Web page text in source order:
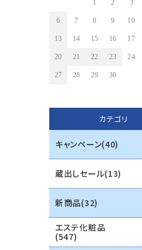
1 2 3
6 7 8 9 10
13 14 15 16 17
20 21 22 23 24
27 28 29 30
カテゴリ
キャンペーン(40)
蔵出しセール(13)
新商品(32)
エステ化粧品
(547)